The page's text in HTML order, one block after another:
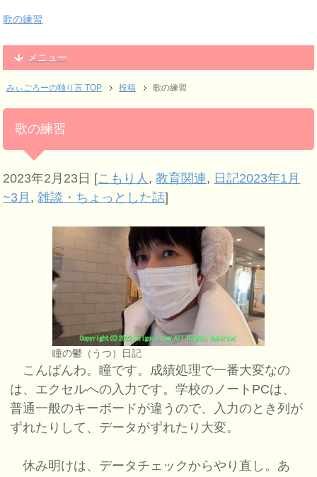
歌の練習
メニュー
みぃごろーの独り言 TOP 投稿 歌の練習
歌の練習
2023年2月23日 [こもり人 ,教育関連, 日記2023年1月
~3月 ,雑談・ちょっとした話]
瞳の鬱（うつ）日記
こんばんわ。瞳です。成績処理で一番大変なの
は、エクセルへの入力です。学校のノートPCは、
普通一般のキーボードが違うので、入力のとき列が
ずれたりして、データがずれたり大変。
休み明けは、データチェックからやり直し。あ